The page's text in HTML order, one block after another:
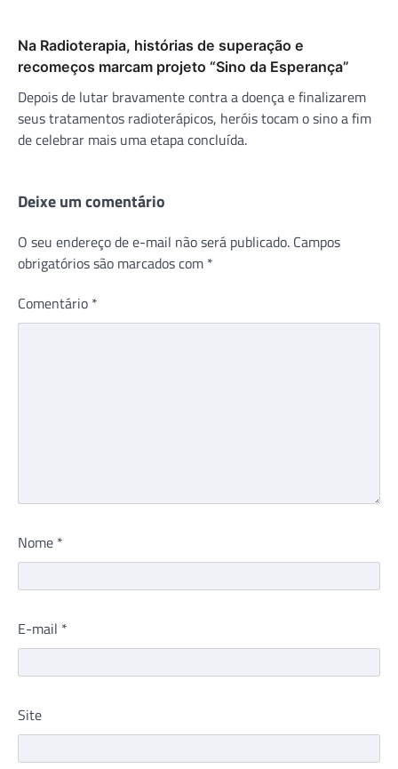
Na Radioterapia, histórias de superação e
recomeços marcam projeto “Sino da Esperança”
Depois de lutar bravamente contra a doença e finalizarem
seus tratamentos radioterápicos, heróis tocam o sino a fim
de celebrar mais uma etapa concluída.
Deixe um comentário
O seu endereço de e-mail não será publicado. Campos
obrigatórios são marcados com *
Comentário *
Nome *
E-mail *
Site